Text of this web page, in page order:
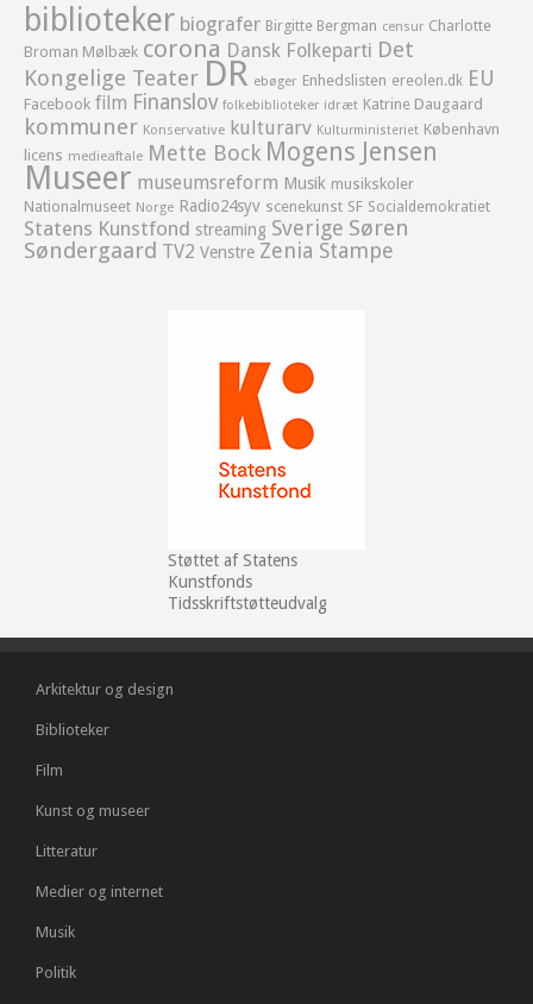
biblioteker biografer Birgitte Bergman censur Charlotte
Broman Mølbæk corona Dansk Folkeparti Det
Kongelige Teater DR ebøger Enhedslisten ereolen.dk EU
Facebook film Finanslov folkebiblioteker idræt Katrine Daugaard
kommuner Konservative kulturarv Kulturministeriet København
licens medieaftale Mette Bock Mogens Jensen
Museer museumsreform Musik musikskoler
Nationalmuseet Norge Radio24syv scenekunst SF Socialdemokratiet
Statens Kunstfond streaming Sverige Søren
Søndergaard TV2 Venstre Zenia Stampe
Støttet af Statens
Kunstfonds
Tidsskriftstøtteudvalg
Arkitektur og design
Biblioteker
Film
Kunst og museer
Litteratur
Medier og internet
Musik
Politik